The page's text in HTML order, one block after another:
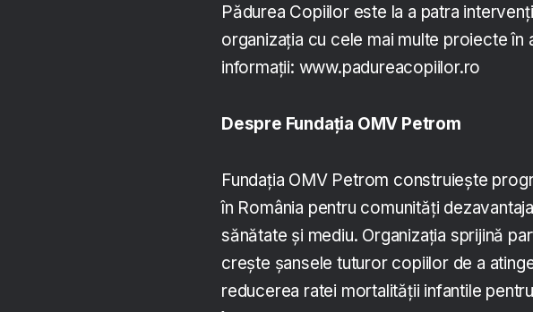
Pădurea Copiilor este la a patra
organizația cu cele mai multe proiecte în
informații: www.padureacopiilor.ro
Despre Fundația OMV Petrom
Fundația OMV Petrom construiește
în România pentru comunități
sănătate și mediu. Organizația sprijină
crește șansele tuturor copiilor de a
reducerea ratei mortalității infantile